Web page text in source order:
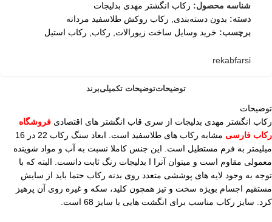
شناسه محصول: رکاب انگشتر مهدی بدلیجات
دسته: بدون دسته‌بندی
رکاب روکش طلاسفید مردانه
برچسب: خرید وسایل ساخت زیورالات رکاب رکاب استیل
rekabfarsi
توضیحاتتوضیحات تکمیلیبرند
توضیحات
رکاب انگشتر مهدی بدلیجات از سری قاب انگشتر های اقتصادی فروشگاه
رکاب فارسی
مشابه رکاب های طلاسفید است. ابعاد سنگ رکاب 22 در 16
میلیمتر به فرم مستطیل است. این جنس کاملا نسبت به آب و مواد شوینده
معمولی مقاوم است و میتوان آنرا ا بدلیجات رنگ ثابت دانست. البته که با
توجه به وجود لایه های پوششی متعدد روی بدنه رکاب حتما باید از سایش
مستقیم اجسام بویژه سخت و تیز همچون کلید، سکه و غیره روی آن پرهیز
کرد. سایز رکاب مناسب برای انگشت هایی با سایز 68 است.